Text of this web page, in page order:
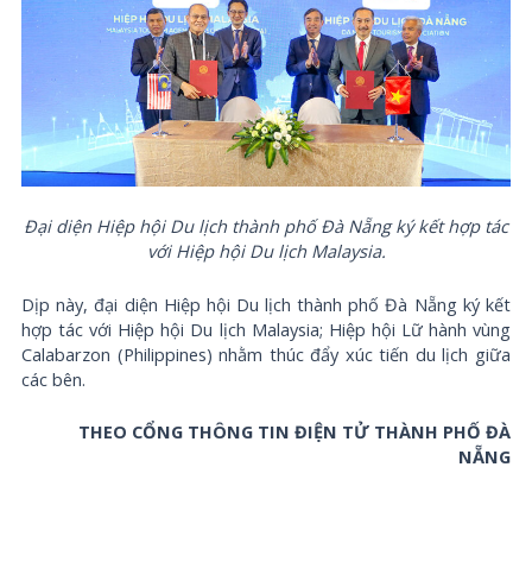
Đại diện Hiệp hội Du lịch thành phố Đà Nẵng ký kết hợp tác
với Hiệp hội Du lịch Malaysia.
Dịp này, đại diện Hiệp hội Du lịch thành phố Đà Nẵng ký kết
hợp tác với Hiệp hội Du lịch Malaysia; Hiệp hội Lữ hành vùng
Calabarzon (Philippines) nhằm thúc đẩy xúc tiến du lịch giữa
các bên.
THEO CỔNG THÔNG TIN ĐIỆN TỬ THÀNH PHỐ ĐÀ
NẴNG